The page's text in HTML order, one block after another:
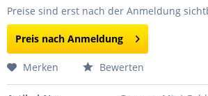
Preise sind erst nach der Anmeldung
Preis nach Anmeldung
Merken Bewerten